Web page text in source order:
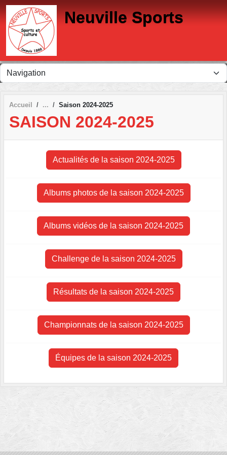
Neuville Sports
Accueil Saison 2024-2025
SAISON 2024-2025
Actualités de la saison 2024-2025
Albums photos de la saison 2024-2025
Albums vidéos de la saison 2024-2025
Challenge de la saison 2024-2025
Résultats de la saison 2024-2025
Championnats de la saison 2024-2025
Équipes de la saison 2024-2025
Panneau de gestion des cookies